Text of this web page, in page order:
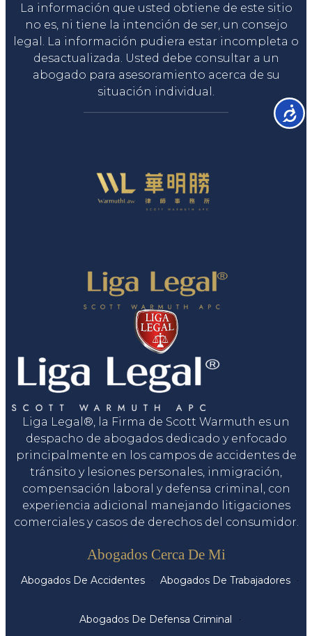
La información que usted obtiene de este sitio
no es, ni tiene la intención de ser, un consejo
legal. La información pudiera estar incompleta o
desactualizada. Usted debe consultar a un
abogado para asesoramiento acerca de su
situación individual.
Liga Legal®, la Firma de Scott Warmuth es un
despacho de abogados dedicado y enfocado
principalmente en los campos de accidentes de
tránsito y lesiones personales, inmigración,
compensación laboral y defensa criminal, con
experiencia adicional manejando litigaciones
comerciales y casos de derechos del consumidor.
Abogados Cerca De Mi
Abogados De Accidentes Abogados De Trabajadores
Abogados De Defensa Criminal